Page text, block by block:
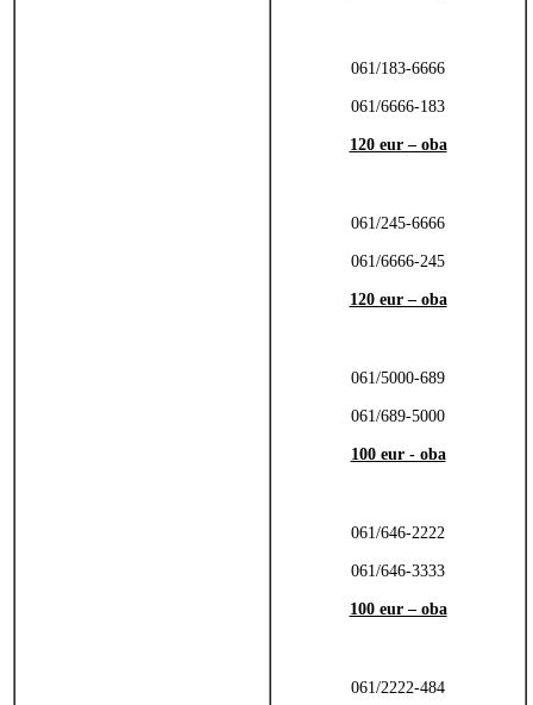
061/183-6666
061/6666-183
120 eur – oba
061/245-6666
061/6666-245
120 eur – oba
061/5000-689
061/689-5000
100 eur - oba
061/646-2222
061/646-3333
100 eur – oba
061/2222-484